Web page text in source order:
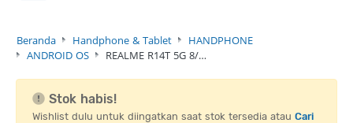
Beranda Handphone & Tablet
HANDPHONE
ANDROID OS
REALME R14T 5G 8/…
Stok habis!
Wishlist dulu untuk diingatkan saat stok tersedia atau Cari